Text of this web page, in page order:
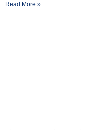
Read More »